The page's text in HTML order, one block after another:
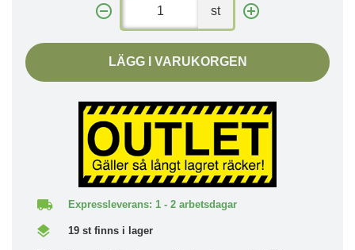
st
LÄGG I VARUKORGEN
Expressleverans: 1 - 2 arbetsdagar
19 st finns i lager